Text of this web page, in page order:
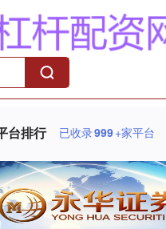
台排行 已收录999+家平台